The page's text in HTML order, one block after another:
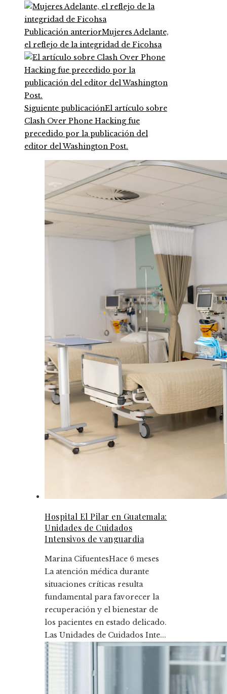
Publicación anteriorMujeres Adelante,
el reflejo de la integridad de Ficohsa
Siguiente publicaciónEl artículo sobre
Clash Over Phone Hacking fue
precedido por la publicación del
editor del Washington Post.
Hospital El Pilar en Guatemala:
Unidades de Cuidados
Intensivos de vanguardia
Marina CifuentesHace 6 meses
La atención médica durante
situaciones críticas resulta
fundamental para favorecer la
recuperación y el bienestar de
los pacientes en estado delicado.
Las Unidades de Cuidados Inte...